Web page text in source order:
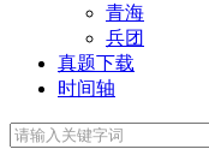
青海
兵团
真题下载
时间轴